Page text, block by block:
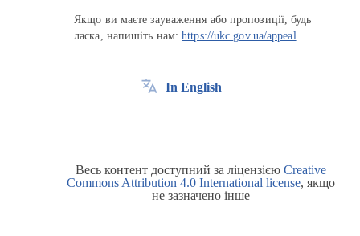
Якщо ви маєте зауваження або пропозиції, будь
ласка, напишіть нам:https://ukc.gov.ua/appeal
In English
Весь контент доступний за ліцензією Creative
Commons Attribution 4.0 International license, якщо
не зазначено інше